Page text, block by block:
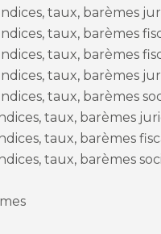
taux, barèmes
taux, barèmes
taux, barèmes
taux, barèmes
taux, barèmes
taux, barèmes
taux, barèmes
taux, barèmes